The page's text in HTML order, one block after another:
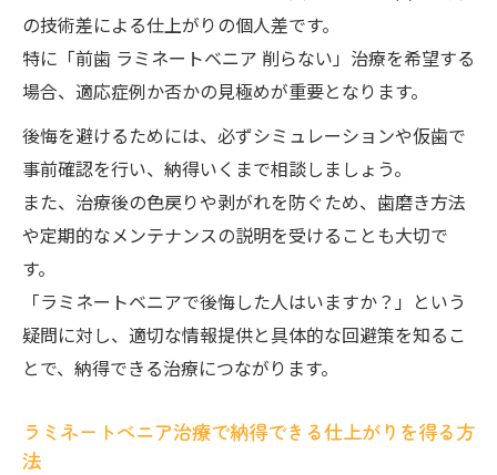
安心してラミネートべニア治療を受けるた
めのポイント
セラミックと比較するラミネートべニアの魅力
ラミネートべニアとセラミックの違いや特
徴を比較
前歯ラミネートべニアの費用とセラミック
の費用比較
耐久性比較
セラミックより自然なラミネートべニアの
ラミネートべニアとセラミックの後悔ポイ
の技術差による仕上がりの個人差です。
特に「前歯 ラミネートベニア 削らない」治療を希望する
場合、適応症例か否かの見極めが重要となります。
後悔を避けるためには、必ずシミュレーションや仮歯で
事前確認を行い、納得いくまで相談しましょう。
また、治療後の色戻りや剥がれを防ぐため、歯磨き方法
や定期的なメンテナンスの説明を受けることも大切で
す。
「ラミネートベニアで後悔した人はいますか？」という
疑問に対し、適切な情報提供と具体的な回避策を知るこ
とで、納得できる治療につながります。
ラミネートべニア治療で納得できる仕上がりを得る方
法